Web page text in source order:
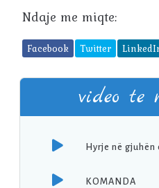
Ndaje me miqte:
Facebook Twitter
video te
Hyrje në gjuhën
KOMANDA